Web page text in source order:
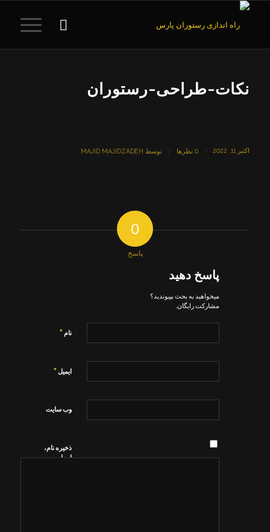
نکات-طراحی-رستوران
اکتبر 11, 2022 / 0 نظرها / توسط MAJID MAJIDZADEH
0
پاسخ
پاسخ دهید
میخواهید به بحث بپیوندید؟
مشارکت رایگان.
نام *
ایمیل *
وب‌ سایت
ذخیره نام،
ایمیل و